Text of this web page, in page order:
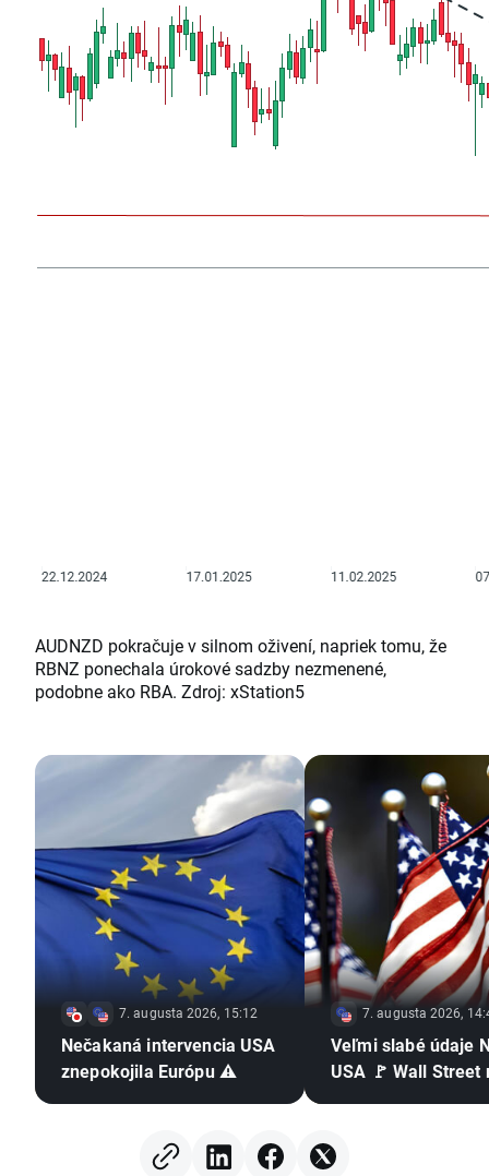
AUDNZD pokračuje v silnom oživení, napriek tomu, že
RBNZ ponechala úrokové sadzby nezmenené,
podobne ako RBA. Zdroj: xStation5
7. augusta 2026, 15:12
Nečakaná intervencia USA
znepokojila Európu ⚠️
7. augusta 2026,
Veľmi slabé údaje
USA 🚩 Wall Street